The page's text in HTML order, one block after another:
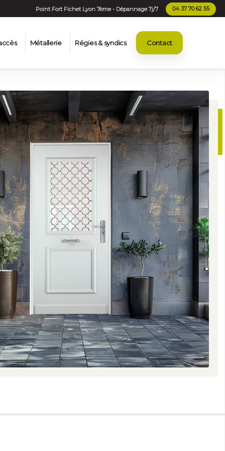
Point Fort Fichet Lyon 7ème - Dépannage 7j/7 04 37 70 62 55
Métallerie Régies & syndics Contact
×